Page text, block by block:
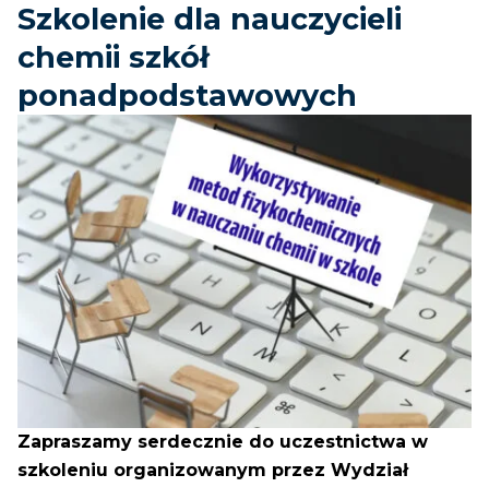
Szkolenie dla nauczycieli
chemii szkół
ponadpodstawowych
Zapraszamy serdecznie do uczestnictwa w
szkoleniu organizowanym przez Wydział